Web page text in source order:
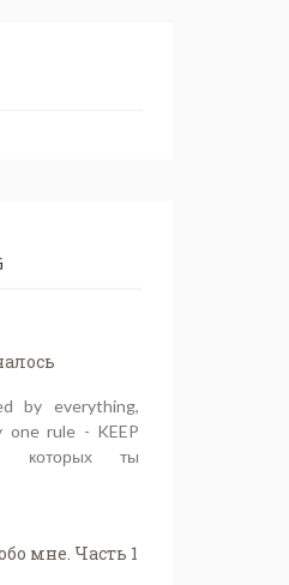
by everything,
one rule - KEEP
которых ты
мне. Часть 1